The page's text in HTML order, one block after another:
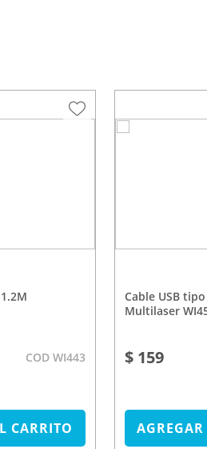
COD WI443
CARRITO
Cable USB tipo C 1.2M
Multilaser
$ 159